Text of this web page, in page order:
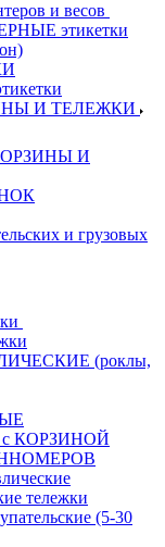
и весов
этикетки
И ТЕЛЕЖКИ
И
и грузовых
(роклы,
с КОРЗИНОЙ
тележки
(5-30